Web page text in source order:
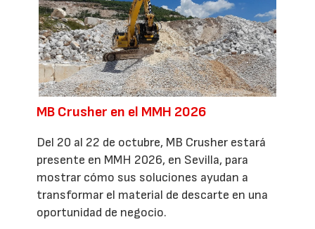
MB Crusher en el MMH 2026
Del 20 al 22 de octubre, MB Crusher estará
presente en MMH 2026, en Sevilla, para
mostrar cómo sus soluciones ayudan a
transformar el material de descarte en una
oportunidad de negocio.